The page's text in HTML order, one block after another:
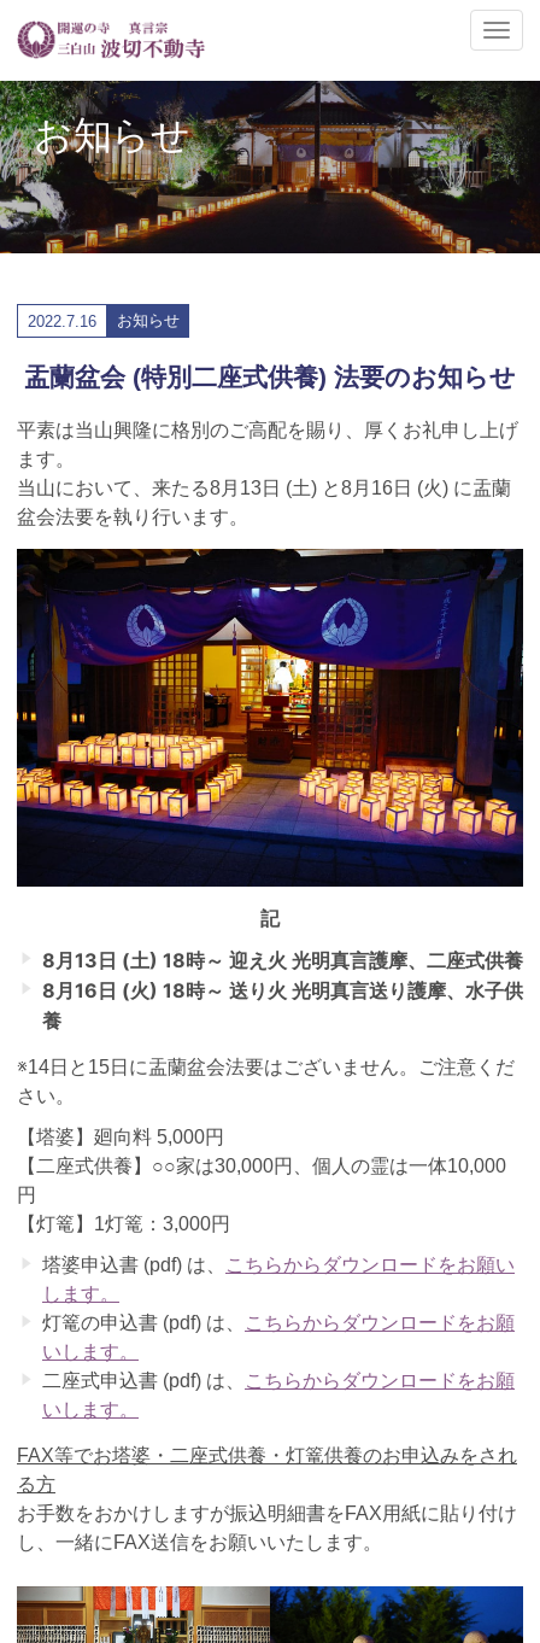
ナ
ゲ
ー
シ
ョ
の
切
お知らせ
2022.7.16 お知らせ
盂蘭盆会 (特別二座式供養) 法要のお知らせ
平素は当山興隆に格別のご高配を賜り、厚くお礼申し上げ
ます。
当山において、来たる8月13日 (土) と8月16日 (火) に盂蘭
盆会法要を執り行います。
記
8月13日 (土) 18時～ 迎え火 光明真言護摩、二座式供養
8月16日 (火) 18時～ 送り火 光明真言送り護摩、水子供
養
※14日と15日に盂蘭盆会法要はございません。ご注意くだ
さい。
【塔婆】廻向料 5,000円
【二座式供養】○○家は30,000円、個人の霊は一体10,000
円
【灯篭】1灯篭：3,000円
塔婆申込書 (pdf) は、
こちらからダウンロードをお願い
します。
灯篭の申込書 (pdf) は、
こちらからダウンロードをお願
いします。
二座式申込書 (pdf) は、
こちらからダウンロードをお願
いします。
FAX等でお塔婆・二座式供養・灯篭供養のお申込みをされ
る方
お手数をおかけしますが振込明細書をFAX用紙に貼り付け
し、一緒にFAX送信をお願いいたします。